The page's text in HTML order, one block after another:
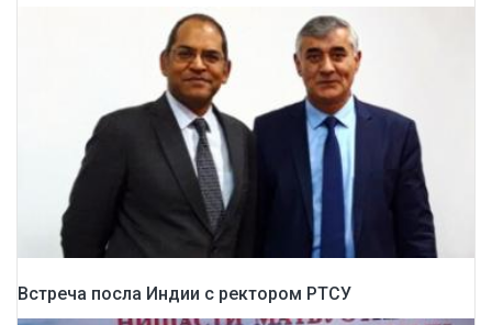
Встреча посла Индии с ректором РТСУ